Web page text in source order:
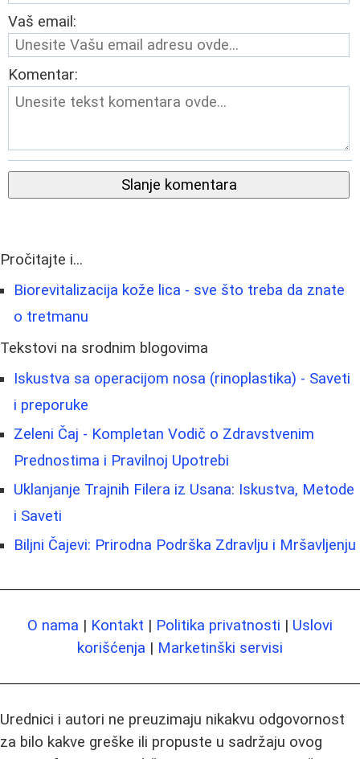
Vaš email:
Komentar:
Slanje komentara
Pročitajte i...
Biorevitalizacija kože lica - sve što treba da znate
o tretmanu
Tekstovi na srodnim blogovima
Iskustva sa operacijom nosa (rinoplastika) - Saveti
i preporuke
Zeleni Čaj - Kompletan Vodič o Zdravstvenim
Prednostima i Pravilnoj Upotrebi
Uklanjanje Trajnih Filera iz Usana: Iskustva, Metode
i Saveti
Biljni Čajevi: Prirodna Podrška Zdravlju i Mršavljenju
O nama | Kontakt | Politika privatnosti | Uslovi
korišćenja | Marketinški servisi
Urednici i autori ne preuzimaju nikakvu odgovornost
za bilo kakve greške ili propuste u sadržaju ovog